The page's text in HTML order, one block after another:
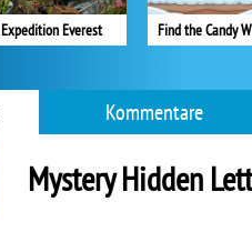
Expedition Everest Find the Candy
Kommentare
Mystery Hidden